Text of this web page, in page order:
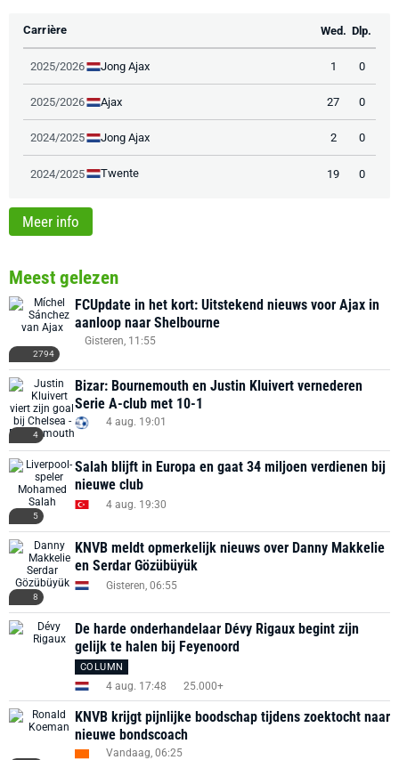
Carrière Wed. Dlp.
2025/2026 Jong Ajax 1 0
2025/2026 Ajax 27 0
2024/2025 Jong Ajax 2 0
2024/2025 Twente 19 0
Meer info
Meest gelezen
2794
FCUpdate in het kort: Uitstekend nieuws voor Ajax in
aanloop naar Shelbourne
Gisteren, 11:55
4
Bizar: Bournemouth en Justin Kluivert vernederen
Serie A-club met 10-1
4 aug. 19:01
5
Salah blijft in Europa en gaat 34 miljoen verdienen bij
nieuwe club
4 aug. 19:30
8
KNVB meldt opmerkelijk nieuws over Danny Makkelie
en Serdar Gözübüyük
Gisteren, 06:55
De harde onderhandelaar Dévy Rigaux begint zijn
gelijk te halen bij Feyenoord
COLUMN
4 aug. 17:48 25.000+
KNVB krijgt pijnlijke boodschap tijdens zoektocht naar
nieuwe bondscoach
Vandaag, 06:25